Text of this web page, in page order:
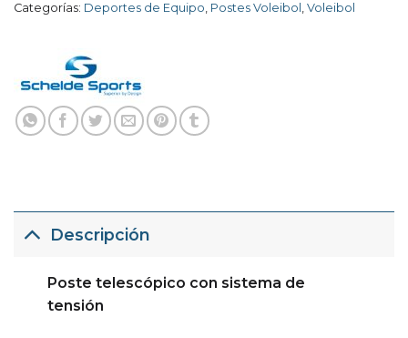
Categorías: Deportes de Equipo, Postes Voleibol , Voleibol
Descripción
Poste telescópico con sistema de
tensión